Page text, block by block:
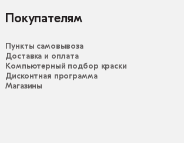
Покупателям
Пункты самовывоза
Доставка и оплата
Компьютерный подбор краски
Дисконтная программа
Магазины